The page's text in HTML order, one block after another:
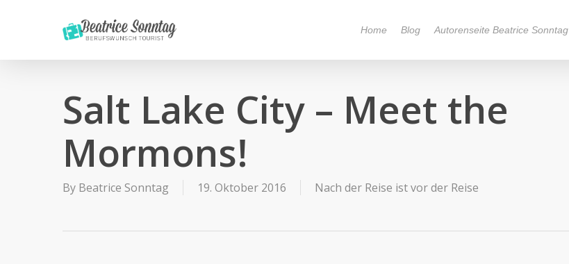
content
Home Blog Autorenseite Beatrice Sonntag
Salt Lake City – Meet the
Mormons!
By Beatrice Sonntag 19. Oktober 2016 Nach der Reise ist vor der Reise